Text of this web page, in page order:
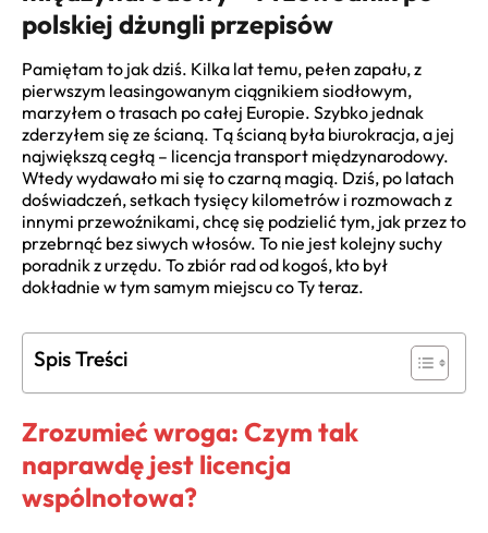
polskiej dżungli przepisów
Pamiętam to jak dziś. Kilka lat temu, pełen zapału, z
pierwszym leasingowanym ciągnikiem siodłowym,
marzyłem o trasach po całej Europie. Szybko jednak
zderzyłem się ze ścianą. Tą ścianą była biurokracja, a jej
największą cegłą – licencja transport międzynarodowy.
Wtedy wydawało mi się to czarną magią. Dziś, po latach
doświadczeń, setkach tysięcy kilometrów i rozmowach z
innymi przewoźnikami, chcę się podzielić tym, jak przez to
przebrnąć bez siwych włosów. To nie jest kolejny suchy
poradnik z urzędu. To zbiór rad od kogoś, kto był
dokładnie w tym samym miejscu co Ty teraz.
Spis Treści
Zrozumieć wroga: Czym tak
naprawdę jest licencja
wspólnotowa?